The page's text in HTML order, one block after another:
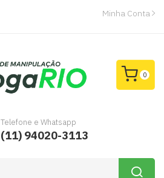
Minha Conta
Telefone e Whatsapp
(11) 94020-3113
0